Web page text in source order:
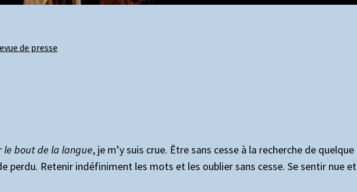
de presse
le bout de la langue, je m’y suis crue. Être sans cesse à la recherche de quelque
perdu. Retenir indéfiniment les mots et les oublier sans cesse. Se sentir nue et